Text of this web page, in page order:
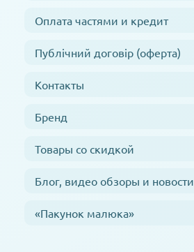
Оплата частями и кредит
Публічний договір (оферта)
Контакты
Бренд
Товары со скидкой
Блог, видео обзоры и новости
«Пакунок малюка»